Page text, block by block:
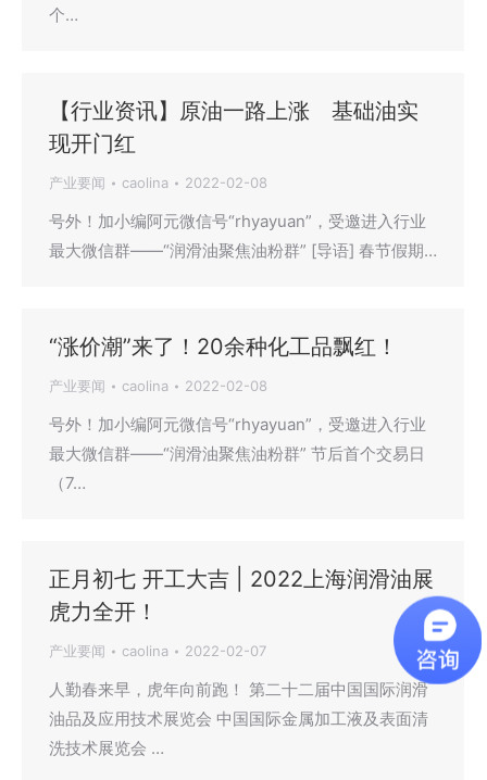
个…
【行业资讯】原油一路上涨 基础油实
现开门红
产业要闻 caolina 2022-02-08
号外！加小编阿元微信号“rhyayuan”，受邀进入行业
最大微信群——“润滑油聚焦油粉群” [导语] 春节假期…
“涨价潮”来了！20余种化工品飘红！
产业要闻 caolina 2022-02-08
号外！加小编阿元微信号“rhyayuan”，受邀进入行业
最大微信群——“润滑油聚焦油粉群” 节后首个交易日
（7…
正月初七 开工大吉 | 2022上海润滑油展
虎力全开！
产业要闻 caolina 2022-02-07
人勤春来早，虎年向前跑！ 第二十二届中国国际润滑
油品及应用技术展览会 中国国际金属加工液及表面清
洗技术展览会 …